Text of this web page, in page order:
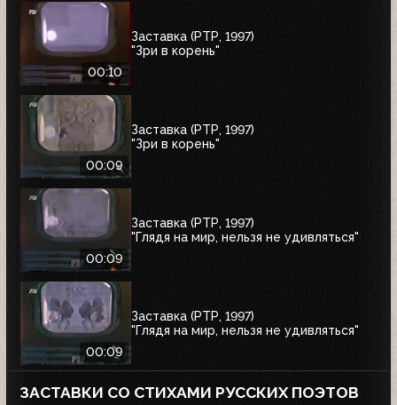
00:10
Заставка (РТР, 1997)
"Зри в корень"
00:09
Заставка (РТР, 1997)
"Зри в корень"
00:09
Заставка (РТР, 1997)
"Глядя на мир, нельзя не удивляться"
00:09
Заставка (РТР, 1997)
"Глядя на мир, нельзя не удивляться"
ЗАСТАВКИ СО СТИХАМИ РУССКИХ ПОЭТОВ